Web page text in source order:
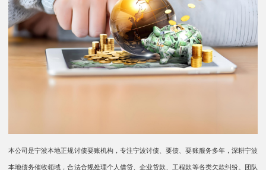
本公司是宁波本地正规讨债要账机构，专注宁波讨债、要债、要账服务多年，深耕宁波
本地债务催收领域，合法合规处理个人借贷、企业货款、工程款等各类欠款纠纷。团队